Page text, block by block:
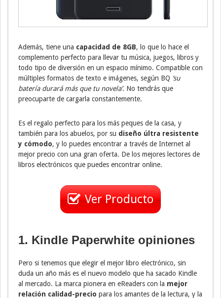
Además, tiene una capacidad de 8GB, lo que lo hace el
complemento perfecto para llevar tu música, juegos, libros y
todo tipo de diversión en un espacio mínimo. Compatible con
múltiples formatos de texto e imágenes, según BQ ‘su
batería durará más que tu novela’. No tendrás que
preocuparte de cargarla constantemente.
Es el regalo perfecto para los más peques de la casa, y
también para los abuelos, por su diseño últra resistente
y cómodo, y lo puedes encontrar a través de Internet al
mejor precio con una gran oferta. De los mejores lectores de
libros electrónicos que puedes encontrar online.
Ver Producto
1. Kindle Paperwhite opiniones
Pero si tenemos que elegir el mejor libro electrónico, sin
duda un año más es el nuevo modelo que ha sacado Kindle
al mercado. La marca pionera en eReaders con la mejor
relación calidad-precio para los amantes de la lectura, y la